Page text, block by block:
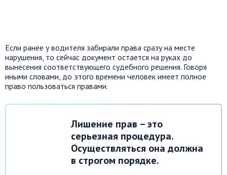
Если ранее у водителя забирали права сразу на месте
нарушения, то сейчас документ остается на руках до
вынесения соответствующего судебного решения. Говоря
иными словами, до этого времени человек имеет полное
право пользоваться правами.
Лишение прав – это
серьезная процедура.
Осуществляться она должна
в строгом порядке.